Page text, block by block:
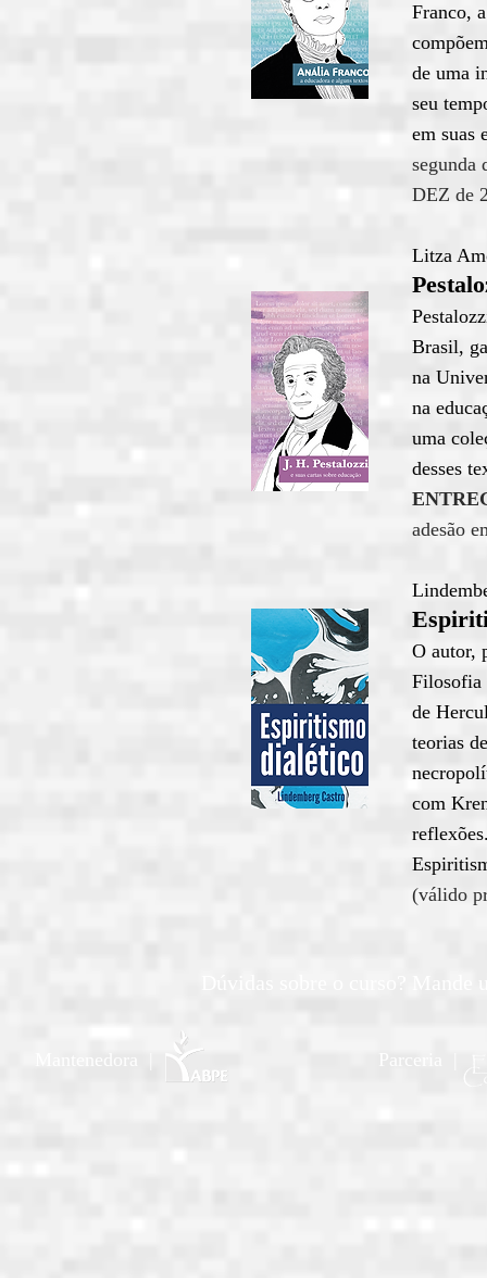
Franco,
de uma
seu
em suas
segunda
DEZ de
Litza
Brasil,
na
na
uma
desses
adesão
O autor,
Filosofia
de
teorias
com
(válido